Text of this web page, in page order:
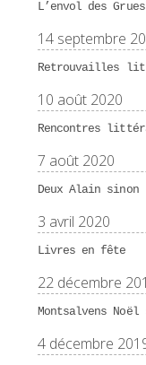
L’envol des Grues
14 septembre
Retrouvailles
10 août 2020
Rencontres
7 août 2020
Deux Alain
3 avril 2020
Livres en fête
22 décembre
Montsalvens
4 décembre